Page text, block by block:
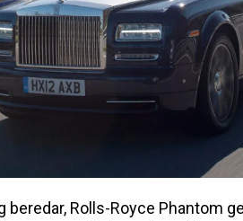
beredar, Rolls-Royce Phantom